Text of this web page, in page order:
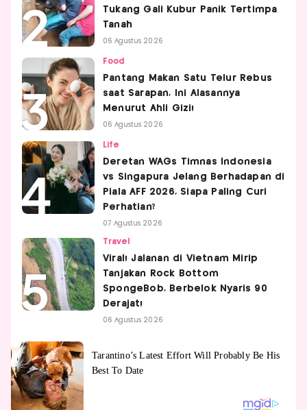
Tukang Gali Kubur Panik Tertimpa
Tanah
06 Agustus 2026
Food
Pantang Makan Satu Telur Rebus
saat Sarapan, Ini Alasannya
Menurut Ahli Gizi!
06 Agustus 2026
Life
Deretan WAGs Timnas Indonesia
vs Singapura Jelang Berhadapan di
Piala AFF 2026, Siapa Paling Curi
Perhatian?
07 Agustus 2026
Travel
Viral! Jalanan di Vietnam Mirip
Tanjakan Rock Bottom
SpongeBob, Berbelok Nyaris 90
Derajat!
06 Agustus 2026